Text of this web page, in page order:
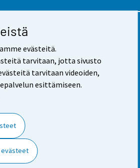
evästeitä.
tarvitaan, jotta sivusto
tarvitaan videoiden,
esittämiseen.
evästeet